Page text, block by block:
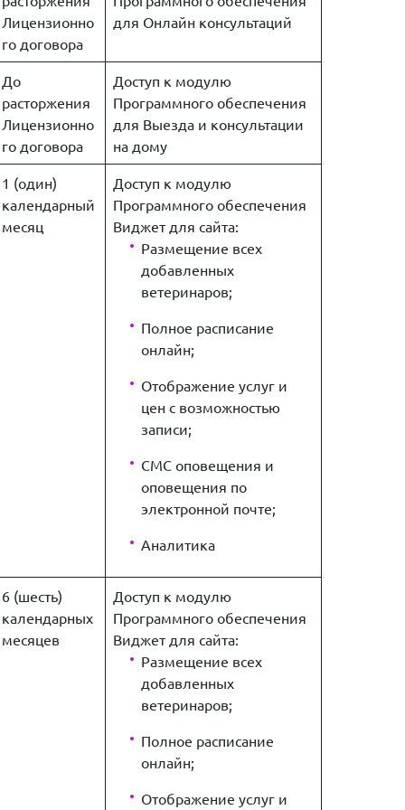
Лицензионно
го договора
для Онлайн консультаций
До
расторжения
Лицензионно
го договора
Доступ к модулю
Программного обеспечения
для Выезда и консультации
на дому
1 (один)
календарный
месяц
Доступ к модулю
Программного обеспечения
Виджет для сайта:
Размещение всех
добавленных
ветеринаров;
Полное расписание
онлайн;
Отображение услуг и
цен с возможностью
записи;
СМС оповещения и
оповещения по
электронной почте;
Аналитика
6 (шесть)
календарных
месяцев
Доступ к модулю
Программного обеспечения
Виджет для сайта:
Размещение всех
добавленных
ветеринаров;
Полное расписание
онлайн;
Отображение услуг и